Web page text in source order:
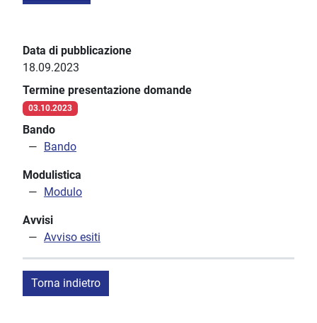
Data di pubblicazione
18.09.2023
Termine presentazione domande
03.10.2023
Bando
Bando
Modulistica
Modulo
Avvisi
Avviso esiti
Torna indietro